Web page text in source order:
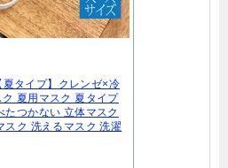
夏タイプ】クレンゼ×冷
夏用マスク 夏タイプ
たつかない 立体マスク
スク 洗えるマスク 洗濯